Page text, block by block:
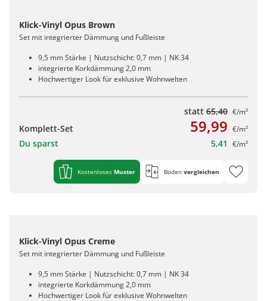
Klick-Vinyl Opus Brown
Set mit integrierter Dämmung und Fußleiste
9,5 mm Stärke | Nutzschicht: 0,7 mm | NK 34
integrierte Korkdämmung 2,0 mm
Hochwertiger Look für exklusive Wohnwelten
statt 65,40 €/m²
Komplett-Set 59,99 €/m²
Du sparst 5,41 €/m²
Kostenloses Muster Boden vergleichen
Klick-Vinyl Opus Creme
Set mit integrierter Dämmung und Fußleiste
9,5 mm Stärke | Nutzschicht: 0,7 mm | NK 34
integrierte Korkdämmung 2,0 mm
Hochwertiger Look für exklusive Wohnwelten